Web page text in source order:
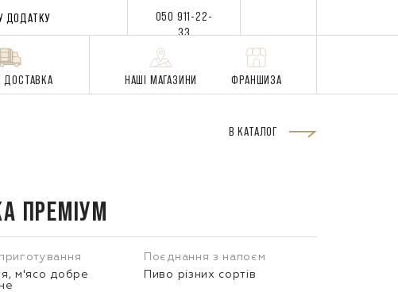
ДОДАТКУ
050 911-22-
33
ДОСТАВКА НАШІ МАГАЗИНИ ФРАНШИЗА
В КАТАЛОГ
ПРЕМІУМ
м'ясо добре
Поєднання з напоєм
Пиво різних сортів